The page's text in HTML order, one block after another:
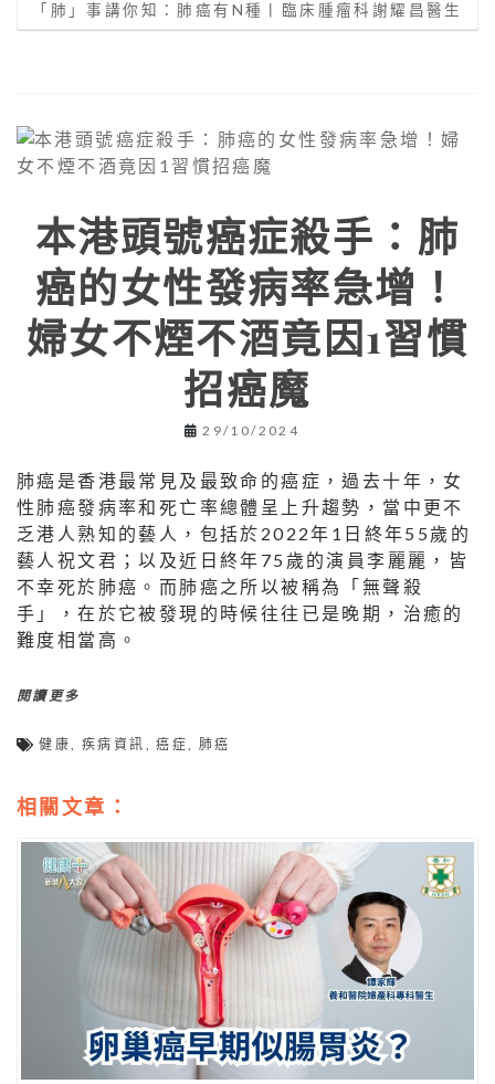
「肺」事講你知：肺癌有N種丨臨床腫瘤科謝耀昌醫生
本港頭號癌症殺手：肺
癌的女性發病率急增！
婦女不煙不酒竟因1習慣
招癌魔
29/10/2024
肺癌是香港最常見及最致命的癌症，過去十年，女
性肺癌發病率和死亡率總體呈上升趨勢，當中更不
乏港人熟知的藝人，包括於2022年1日終年55歲的
藝人祝文君；以及近日終年75歲的演員李麗麗，皆
不幸死於肺癌。而肺癌之所以被稱為「無聲殺
手」，在於它被發現的時候往往已是晚期，治癒的
難度相當高。
閱讀更多
健康 ,疾病資訊 ,癌症 ,肺癌
相關文章：